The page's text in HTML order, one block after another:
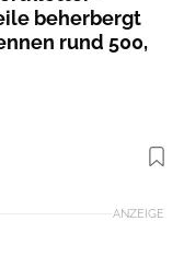
beherbergt
rund 500,
Foto: J. Zeidelhack
ANZEIGE